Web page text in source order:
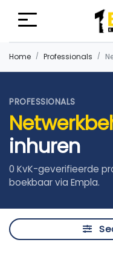
Home Professionals
PROFESSIONALS
inhuren
0 KvK-geverifieerde
boekbaar via Empla.